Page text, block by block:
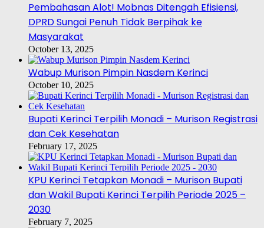
Pembahasan Alot! Mobnas Ditengah Efisiensi,
DPRD Sungai Penuh Tidak Berpihak ke
Masyarakat
October 13, 2025
Wabup Murison Pimpin Nasdem Kerinci
October 10, 2025
Bupati Kerinci Terpilih Monadi – Murison Registrasi
dan Cek Kesehatan
February 17, 2025
KPU Kerinci Tetapkan Monadi – Murison Bupati
dan Wakil Bupati Kerinci Terpilih Periode 2025 –
2030
February 7, 2025